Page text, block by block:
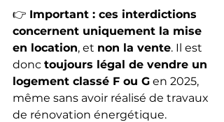
👉 Important : ces interdictions
concernent uniquement la mise
en location, et non la vente. Il est
donc toujours légal de vendre un
logement classé F ou G en 2025,
même sans avoir réalisé de travaux
de rénovation énergétique.